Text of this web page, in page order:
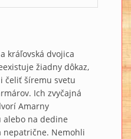
kráľovská dvojica
žiadny dôkaz,
čeliť šíremu svetu
Ich zvyčajná
Amarny
alebo na dedine
nepatrične. Nemohli